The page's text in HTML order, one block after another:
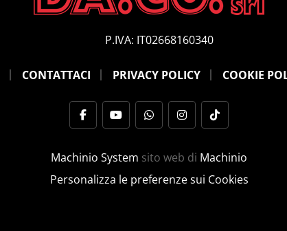
P.IVA: IT02668160340
CONTATTACI PRIVACY POLICY COOKIE
facebookyoutubewhatsappinstagram
tiktok
Machinio System sito web di Machinio
Personalizza le preferenze sui Cookies